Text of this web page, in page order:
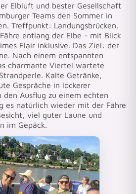
Elbluft und bester Gesellschaft
Teams den Sommer in
Treffpunkt: Landungsbrücken.
entlang der Elbe - mit Blick
Flair inklusive. Das Ziel: der
Nach einem entspannten
charmante Viertel wartete
Kalte Getränke,
Gespräche in lockerer
den Ausflug zu einem echten
es natürlich wieder mit der Fähre
viel guter Laune und
im Gepäck.